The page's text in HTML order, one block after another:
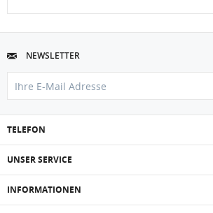
NEWSLETTER
TELEFON
UNSER SERVICE
INFORMATIONEN